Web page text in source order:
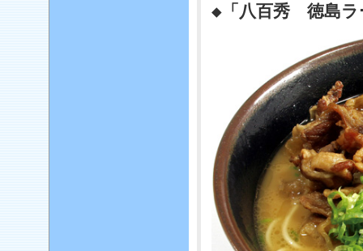
◆「八百秀 徳島ラ